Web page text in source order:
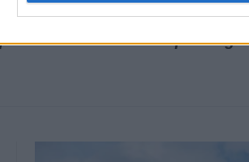
Βάλε τοCRETA24στην Google